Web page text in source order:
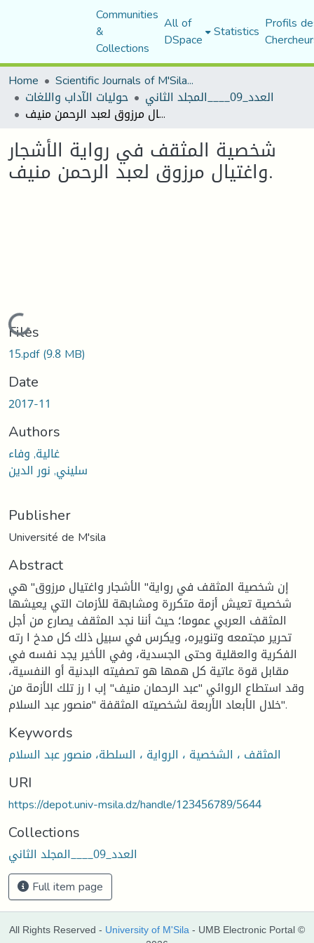
Communities
&
Collections
All of
DSpace Statistics Profils
Home
Scientific Journals of M'Sila University
حوليات الآداب واللغات العدد_09____المجلد الثاني
شخصية المثقف في رواية الأشجار واغتيال مرزوق لعبد الرحمن منيف.
شخصية المثقف في رواية الأشجار
واغتيال مرزوق لعبد الرحمن منيف.
Loading...
Files
15.pdf(9.8 MB)
Date
2017-11
Authors
غالية, وفاء
سليني, نور الدين
Publisher
Université de M'sila
Abstract
إن شخصية المثقف في رواية" الأشجار واغتيال مرزوق" هي
شخصية تعيش أزمة متكررة ومشابهة للأزمات التي يعيشها
المثقف العربي عموما؛ حيث أننا نجد المثقف يصارع من أجل
تحرير مجتمعه وتنويره، ويكرس في سبيل ذلك كل مدخ ا رته
الفكرية والعقلية وحتى الجسدية، وفي الأخير يجد نفسه في
مقابل قوة عاتية كل همها هو تصفيته البدنية أو النفسية،
وقد استطاع الروائي "عبد الرحمان منيف" إب ا رز تلك الأزمة من
خلال الأبعاد الأربعة لشخصيته المثقفة "منصور عبد السلام".
Keywords
المثقف ، الشخصية ، الرواية ، السلطة، منصور عبد السلام
URI
https://depot.univ-msila.dz/handle/123456789/5644
Collections
العدد_09____المجلد الثاني
Full item page
All Rights Reserved - University of M'Sila - UMB Electronic Portal ©